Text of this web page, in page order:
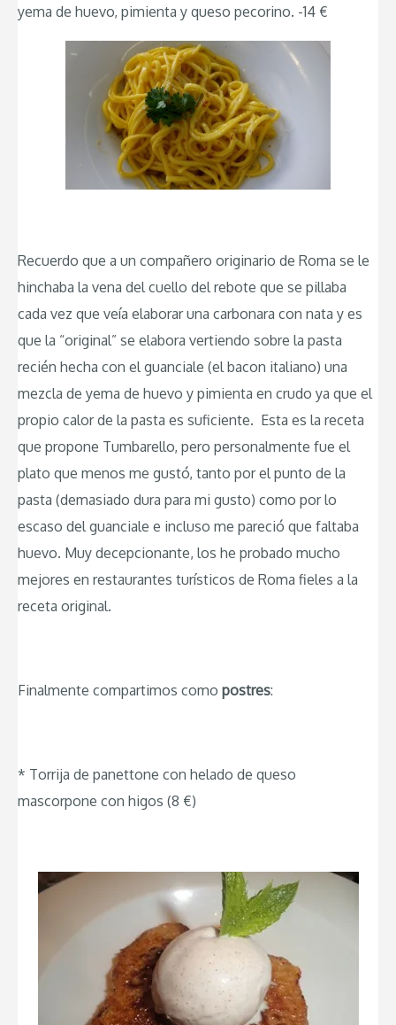
yema de huevo, pimienta y queso pecorino. -14 €
Recuerdo que a un compañero originario de Roma se le
hinchaba la vena del cuello del rebote que se pillaba
cada vez que veía elaborar una carbonara con nata y es
que la “original” se elabora vertiendo sobre la pasta
recién hecha con el guanciale (el bacon italiano) una
mezcla de yema de huevo y pimienta en crudo ya que el
propio calor de la pasta es suficiente. Esta es la receta
que propone Tumbarello, pero personalmente fue el
plato que menos me gustó, tanto por el punto de la
pasta (demasiado dura para mi gusto) como por lo
escaso del guanciale e incluso me pareció que faltaba
huevo. Muy decepcionante, los he probado mucho
mejores en restaurantes turísticos de Roma fieles a la
receta original.
Finalmente compartimos como postres:
* Torrija de panettone con helado de queso
mascorpone con higos (8 €)